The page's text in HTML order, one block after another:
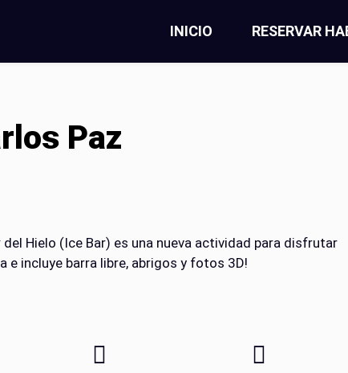
INICIO RESERVAR
Paz
Hielo (Ice Bar) es una nueva actividad para disfrutar
e incluye barra libre, abrigos y fotos 3D!